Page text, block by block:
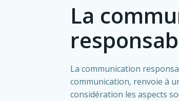
La
La communication
communication, renvoie à
considération les aspects